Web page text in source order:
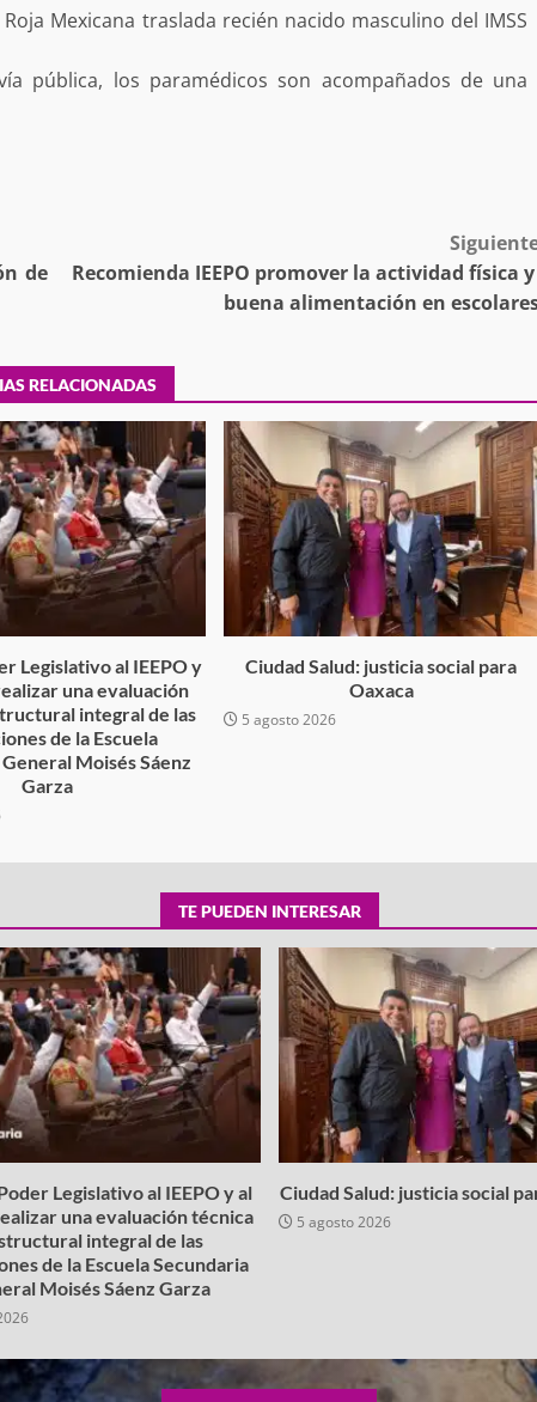
Mexicana traslada recién nacido masculino del IMSS
pública, los paramédicos son acompañados de una
de
Recomienda IEEPO promover la actividad física y
buena alimentación en
RELACIONADAS
Legislativo al IEEPO y
una evaluación
integral de las
de la Escuela
Moisés Sáenz
Garza
Ciudad Salud: justicia social para
Oaxaca
5 agosto 2026
robo con
en la
de
Secretaría de Gobierno refuerza
presencia institucional en San
Mazatlán
admin 20 julio 2026
TE PUEDEN INTERESAR
Legislativo al IEEPO y al
una evaluación técnica
integral de las
de la Escuela Secundaria
Moisés Sáenz Garza
Ciudad Salud: justicia social
5 agosto 2026